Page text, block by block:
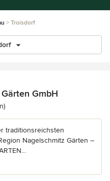
Troisdorf
GmbH
von 5 Sternen
traditionsreichsten
Nagelschmitz Gärten –